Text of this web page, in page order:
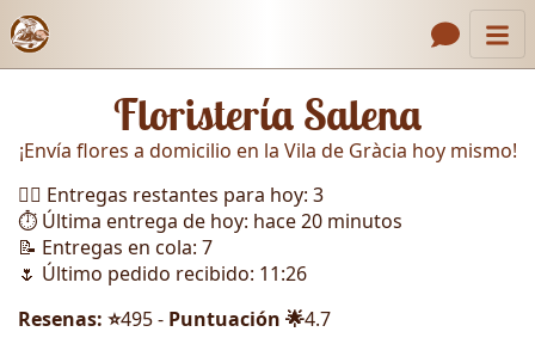
Enlaces de encabezado
Contacto
Galería
Cómo Hacer un Pedido
Llámanos
Floristería Salena
¡Envía flores a domicilio en la Vila de Gràcia hoy mismo!
🏃‍♂️ Entregas restantes para hoy: 3
⏱️ Última entrega de hoy: hace 20 minutos
📝 Entregas en cola: 7
🌷 Último pedido recibido: 11:26
Resenas: ⭐495 - Puntuación 🌟4.7